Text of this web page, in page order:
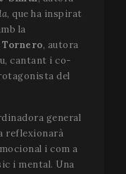
, que ha inspirat
la
Tornero, autora
cantant i co-
del
general
reflexionarà
i com a
i mental. Una